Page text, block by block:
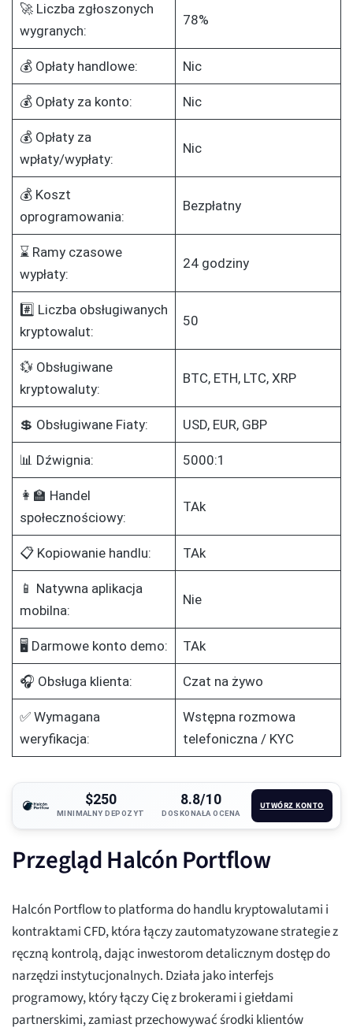
🚀 Liczba zgłoszonych
wygranych:
78%
💰 Opłaty handlowe: Nic
💰 Opłaty za konto: Nic
💰 Opłaty za
wpłaty/wypłaty:
Nic
💰 Koszt
oprogramowania:
Bezpłatny
⌛ Ramy czasowe
wypłaty:
24 godziny
#️⃣ Liczba obsługiwanych
kryptowalut:
50
💱 Obsługiwane
kryptowaluty:
BTC, ETH, LTC, XRP
💲 Obsługiwane Fiaty: USD, EUR, GBP
📊 Dźwignia: 5000:1
👩‍🏫 Handel
społecznościowy:
TAk
📋 Kopiowanie handlu: TAk
📱 Natywna aplikacja
mobilna:
Nie
🖥️ Darmowe konto demo: TAk
🎧 Obsługa klienta: Czat na żywo
✅ Wymagana
weryfikacja:
Wstępna rozmowa
telefoniczna / KYC
$250
MINIMALNY DEPOZYT
8.8/10
DOSKONAŁA OCENA
UTWÓRZ KONTO
Przegląd Halcón Portflow
Halcón Portflow to platforma do handlu kryptowalutami i
kontraktami CFD, która łączy zautomatyzowane strategie z
ręczną kontrolą, dając inwestorom detalicznym dostęp do
narzędzi instytucjonalnych. Działa jako interfejs
programowy, który łączy Cię z brokerami i giełdami
partnerskimi, zamiast przechowywać środki klientów